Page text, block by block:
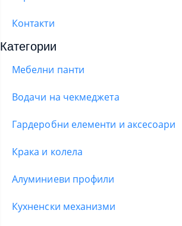
Контакти
Категории
Мебелни панти
Водачи на чекмеджета
Гардеробни елементи и аксесоари
Крака и колела
Алуминиеви профили
Кухненски механизми